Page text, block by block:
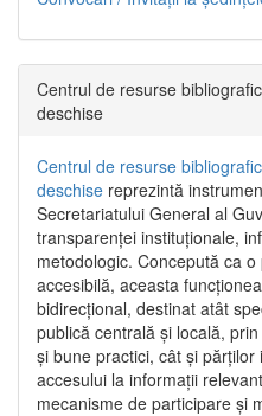
Centrul de resurse
deschise
Centrul de resurse
deschise reprezintă
Secretariatului General al
transparenței instituționale,
metodologic. Concepută ca
accesibilă, aceasta
bidirecțional, destinat atât
publică centrală și locală,
și bune practici, cât și
accesului la informații
mecanisme de participare și